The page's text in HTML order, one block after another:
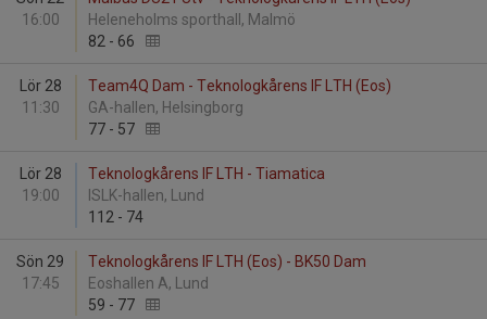
16:00
Heleneholms sporthall, Malmö
82 - 66
Lör 28
11:30
Team4Q Dam - Teknologkårens IF LTH (Eos)
GA-hallen, Helsingborg
77 - 57
Lör 28
19:00
Teknologkårens IF LTH - Tiamatica
ISLK-hallen, Lund
112 - 74
Sön 29
17:45
Teknologkårens IF LTH (Eos) - BK50 Dam
Eoshallen A, Lund
59 - 77